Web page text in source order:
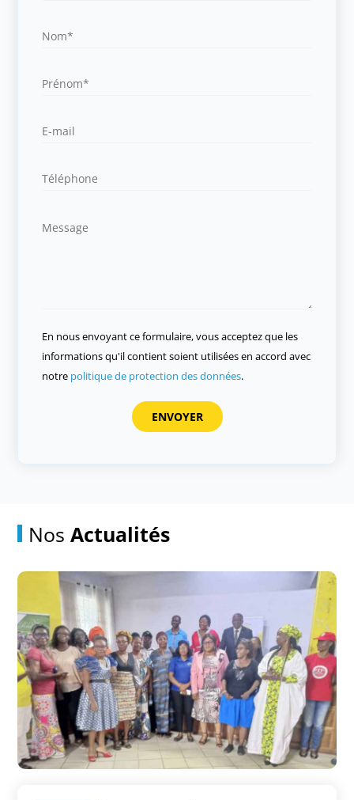
En nous envoyant ce formulaire, vous acceptez que les
informations qu'il contient soient utilisées en accord avec
notre politique de protection des données.
NosActualités